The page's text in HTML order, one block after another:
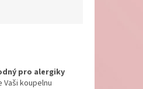
pro alergiky
koupelnu